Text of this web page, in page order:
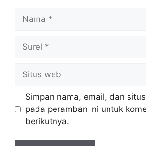
web
Simpan nama, email, dan
pada peramban ini untuk
berikutnya.